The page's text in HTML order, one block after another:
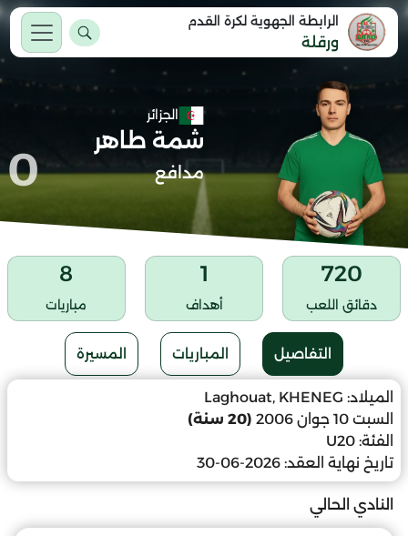
الرابطة الجهوية لكرة القدم
ورقلة
الجزائر
شمة طاهر
مدافع 0
720
دقائق اللعب
1
أهداف
8
مباريات
التفاصيل المباريات المسيرة
الميلاد: Laghouat, KHENEG
السبت 10 جوان 2006
(20 سنة)
الفئة: U20
تاريخ نهاية العقد: 2026-06-30
النادي الحالي